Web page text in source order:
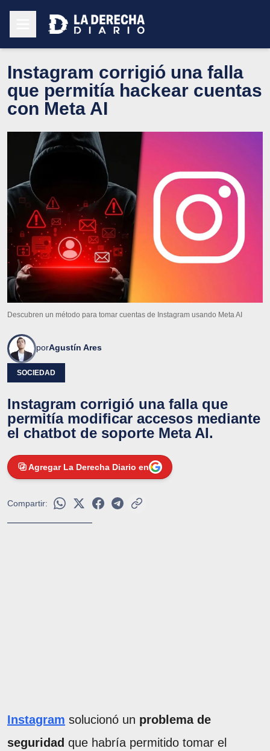
Instagram corrigió una falla
que permitía hackear cuentas
con Meta AI
Descubren un método para tomar cuentas de Instagram usando Meta AI
porAgustín Ares
SOCIEDAD
Instagram corrigió una falla que
permitía modificar accesos mediante
el chatbot de soporte Meta AI.
Agregar La Derecha Diario en
Compartir:
Instagram solucionó un problema de
seguridad que habría permitido tomar el